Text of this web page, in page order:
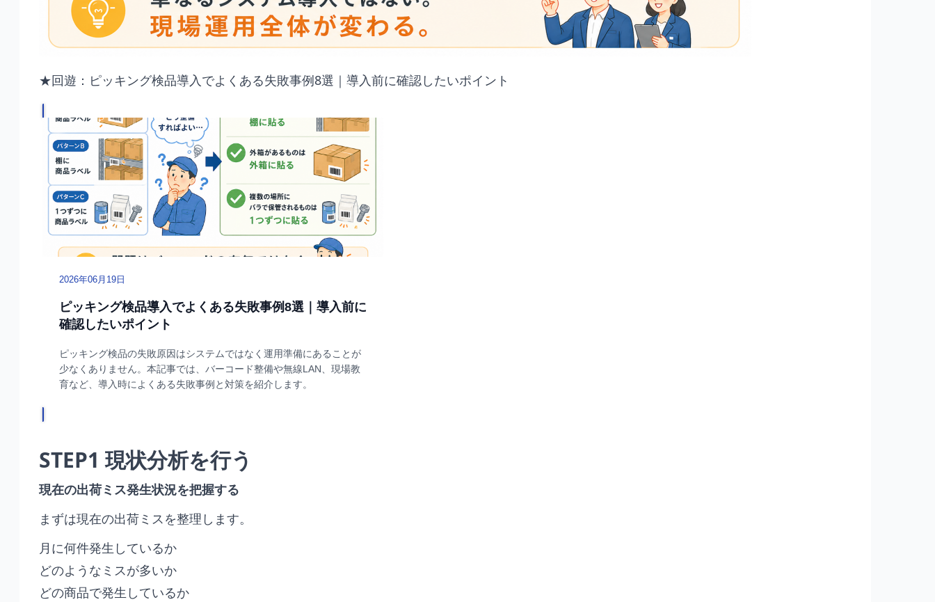
★回遊：ピッキング検品導入でよくある失敗事例8選｜導入前に確認したいポイント
STEP1 現状分析を行う
現在の出荷ミス発生状況を把握する
まずは現在の出荷ミスを整理します。
月に何件発生しているか
どのようなミスが多いか
どの商品で発生しているか